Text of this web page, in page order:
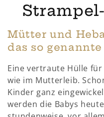
K
a
t
e
g
o
Mütter und
das so
Eine vertraute Hülle
wie im Mutterleib.
Kinder ganz
werden die Babys